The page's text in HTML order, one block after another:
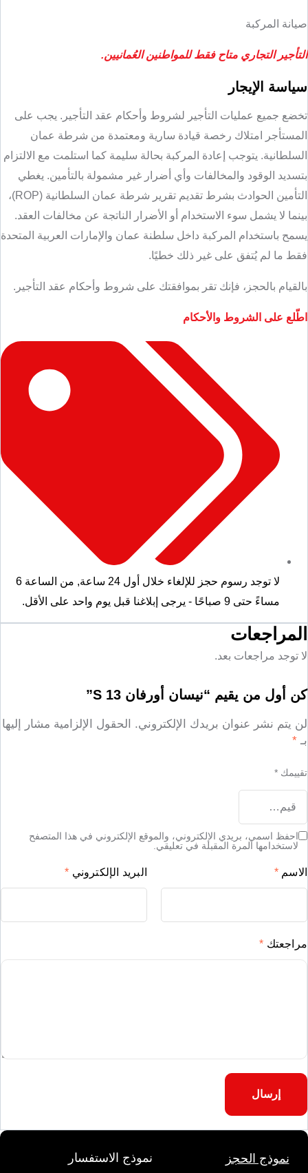
صيانة المركبة
التأجير التجاري متاح فقط للمواطنين العُمانيين.
سياسة الإيجار
تخضع جميع عمليات التأجير لشروط وأحكام عقد التأجير. يجب على
المستأجر امتلاك رخصة قيادة سارية ومعتمدة من شرطة عمان
السلطانية. يتوجب إعادة المركبة بحالة سليمة كما استلمت مع الالتزام
بتسديد الوقود والمخالفات وأي أضرار غير مشمولة بالتأمين. يغطي
التأمين الحوادث بشرط تقديم تقرير شرطة عمان السلطانية (ROP)،
بينما لا يشمل سوء الاستخدام أو الأضرار الناتجة عن مخالفات العقد.
يسمح باستخدام المركبة داخل سلطنة عمان والإمارات العربية المتحدة
فقط ما لم يُتفق على غير ذلك خطيًا.
بالقيام بالحجز، فإنك تقر بموافقتك على شروط وأحكام عقد التأجير.
اطّلع على الشروط والأحكام
لا توجد رسوم حجز للإلغاء خلال أول 24 ساعة ,
من الساعة 6
مساءً حتى 9 صباحًا - يرجى إبلاغنا قبل يوم واحد على الأقل.
المراجعات
لا توجد مراجعات بعد.
كن أول من يقيم “نيسان أورفان S 13”
لن يتم نشر عنوان بريدك الإلكتروني.
الحقول الإلزامية مشار إليها
بـ *
تقييمك *
مراجعتك *
الاسم * البريد الإلكتروني *
احفظ اسمي، بريدي الإلكتروني، والموقع الإلكتروني في هذا المتصفح
لاستخدامها المرة المقبلة في تعليقي.
نموذج الحجز نموذج الاستفسار